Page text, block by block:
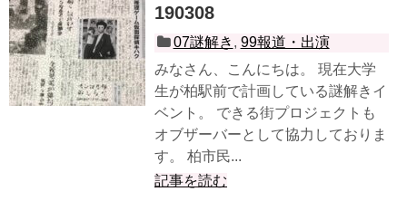
190308
07謎解き , 99報道・出演
みなさん、こんにちは。 現在大学
生が柏駅前で計画している謎解きイ
ベント。 できる街プロジェクトも
オブザーバーとして協力しておりま
す。 柏市民...
記事を読む